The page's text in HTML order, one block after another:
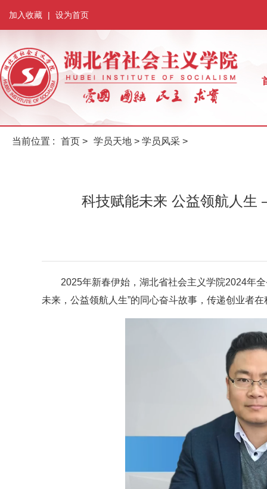
加入收藏 | 设为首页
当前位置 : 首页 > 学员天地 > 学员风采 >
科技赋能未来 公益领航人生
2025年新春伊始，湖北省社会主义学院2024年
未来，公益领航人生”的同心奋斗故事，传递创业者